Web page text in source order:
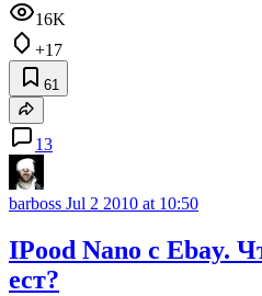
16K
+17
61
13
barboss Jul 2 2010 at 10:50
IPood Nano с Ebay.
ест?